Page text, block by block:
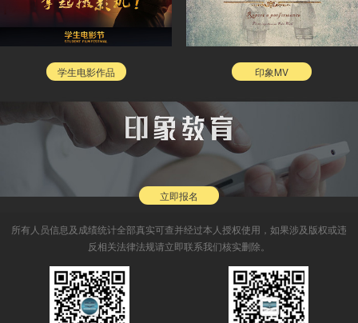
学生电影作品 印象MV
立即报名
所有人员信息及成绩统计全部真实可查并经过本人授权使用，如果涉及版权或违
反相关法律法规请立即联系我们核实删除。